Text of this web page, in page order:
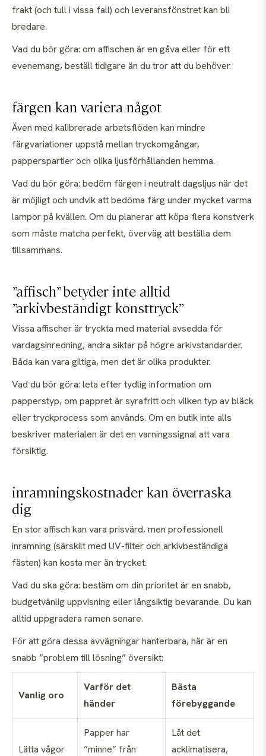
frakt (och tull i vissa fall) och leveransfönstret kan bli
bredare.
Vad du bör göra: om affischen är en gåva eller för ett
evenemang, beställ tidigare än du tror att du behöver.
färgen kan variera något
Även med kalibrerade arbetsflöden kan mindre
färgvariationer uppstå mellan tryckomgångar,
papperspartier och olika ljusförhållanden hemma.
Vad du bör göra: bedöm färgen i neutralt dagsljus när det
är möjligt och undvik att bedöma färg under mycket varma
lampor på kvällen. Om du planerar att köpa flera konstverk
som måste matcha perfekt, överväg att beställa dem
tillsammans.
”affisch” betyder inte alltid
”arkivbeständigt konsttryck”
Vissa affischer är tryckta med material avsedda för
vardagsinredning, andra siktar på högre arkivstandarder.
Båda kan vara giltiga, men det är olika produkter.
Vad du bör göra: leta efter tydlig information om
papperstyp, om pappret är syrafritt och vilken typ av bläck
eller tryckprocess som används. Om en butik inte alls
beskriver materialen är det en varningssignal att vara
försiktig.
inramningskostnader kan överraska
dig
En stor affisch kan vara prisvärd, men professionell
inramning (särskilt med UV-filter och arkivbeständiga
fästen) kan kosta mer än trycket.
Vad du ska göra: bestäm om din prioritet är en snabb,
budgetvänlig uppvisning eller långsiktig bevarande. Du kan
alltid uppgradera ramen senare.
För att göra dessa avvägningar hanterbara, här är en
snabb ”problem till lösning” översikt:
Vanlig oro
Varför det
händer
Bästa
förebyggande
Lätta vågor
Papper har
”minne” från
Låt det
acklimatisera,